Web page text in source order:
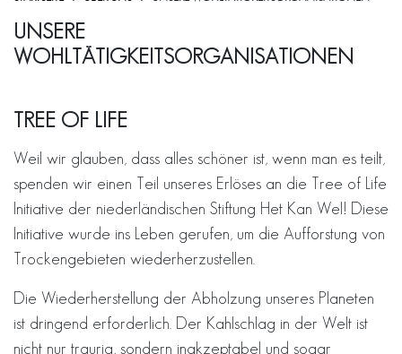
UNSERE
WOHLTÄTIGKEITSORGANISATIONEN
TREE OF LIFE
Weil wir glauben, dass alles schöner ist, wenn man es teilt,
spenden wir einen Teil unseres Erlöses an die Tree of Life
Initiative der niederländischen Stiftung Het Kan Wel! Diese
Initiative wurde ins Leben gerufen, um die Aufforstung von
Trockengebieten wiederherzustellen.
Die Wiederherstellung der Abholzung unseres Planeten
ist dringend erforderlich. Der Kahlschlag in der Welt ist
nicht nur traurig, sondern inakzeptabel und sogar